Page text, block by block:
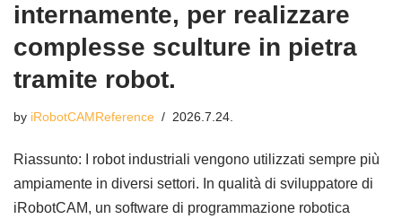
internamente, per realizzare
complesse sculture in pietra
tramite robot.
by iRobotCAMReference 2026.7.24.
Riassunto: I robot industriali vengono utilizzati sempre più
ampiamente in diversi settori. In qualità di sviluppatore di
iRobotCAM, un software di programmazione robotica